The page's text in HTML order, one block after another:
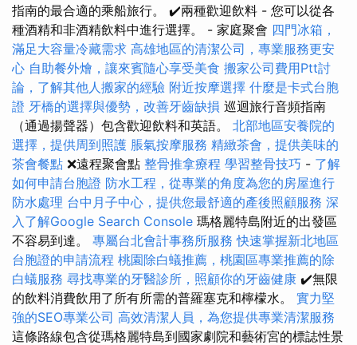
指南的最合適的乘船旅行。 ✔️兩種歡迎飲料 - 您可以從各
種酒精和非酒精飲料中進行選擇。 - 家庭聚會 四門冰箱，
滿足大容量冷藏需求 高雄地區的清潔公司，專業服務更安
心 自助餐外燴，讓來賓隨心享受美食 搬家公司費用Ptt討
論，了解其他人搬家的經驗 附近按摩選擇 什麼是卡式台胞
證 牙橋的選擇與優勢，改善牙齒缺損 巡迴旅行音頻指南
（通過揚聲器）包含歡迎飲料和英語。 北部地區安養院的
選擇，提供周到照護 脹氣按摩服務 精緻茶會，提供美味的
茶會餐點 ❌遠程聚會點 整骨推拿療程 學習整骨技巧 - 了解
如何申請台胞證 防水工程，從專業的角度為您的房屋進行
防水處理 台中月子中心，提供您最舒適的產後照顧服務 深
入了解Google Search Console 瑪格麗特島附近的出發區
不容易到達。 專屬台北會計事務所服務 快速掌握新北地區
台胞證的申請流程 桃園除白蟻推薦，桃園區專業推薦的除
白蟻服務 尋找專業的牙醫診所，照顧你的牙齒健康 ✔️無限
的飲料消費飲用了所有所需的普羅塞克和檸檬水。 實力堅
強的SEO專業公司 高效清潔人員，為您提供專業清潔服務
這條路線包含從瑪格麗特島到國家劇院和藝術宮的標誌性景